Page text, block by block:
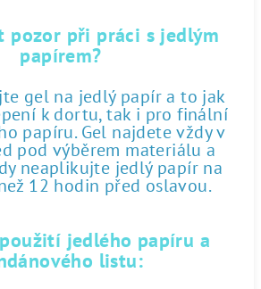
pozor při práci s jedlým
papírem?
gel na jedlý papír a to jak
k dortu, tak i pro finální
papíru. Gel najdete vždy v
pod výběrem materiálu a
neaplikujte jedlý papír na
12 hodin před oslavou.
jedlého papíru a
listu: